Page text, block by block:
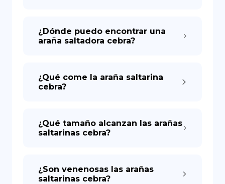
¿Dónde puedo encontrar una
araña saltadora cebra?
¿Qué come la araña saltarina
cebra?
¿Qué tamaño alcanzan las arañas
saltarinas cebra?
¿Son venenosas las arañas
saltarinas cebra?